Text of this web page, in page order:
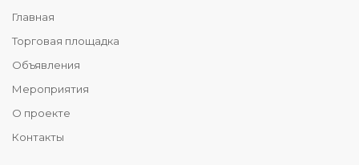
Главная
Торговая площадка
Объявления
Мероприятия
О проекте
Контакты